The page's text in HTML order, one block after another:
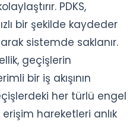
PDKS,
bir şekilde kaydeder
sistemde saklanır.
geçişlerin
bir iş akışının
her türlü engel
hareketleri anlık